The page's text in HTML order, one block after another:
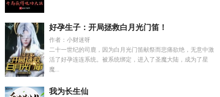
好孕生子：开局拯救白月光门笛！
作者：小财迷呀
二十一世纪的司鹿，因为白月光门笛献祭而悲痛欲绝，无意中激
活了好孕连连系统。被系统绑定，进入了圣魔大陆，成为了星
魔...
我为长生仙